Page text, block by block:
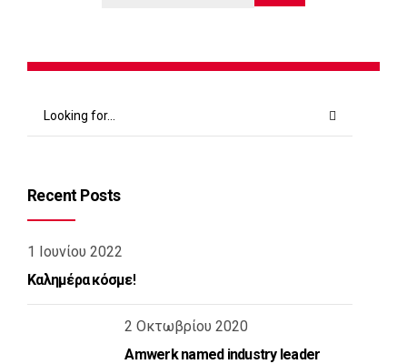
Recent Posts
1 Ιουνίου 2022
Καλημέρα κόσμε!
2 Οκτωβρίου 2020
Amwerk named industry leader